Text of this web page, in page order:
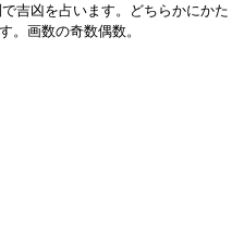
吉凶を占います。どちらかにかた
。画数の奇数偶数。